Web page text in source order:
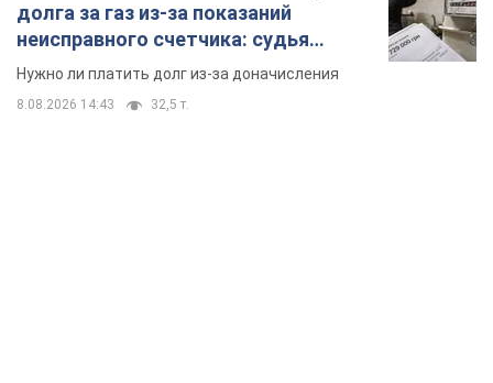
долга за газ из-за показаний
неисправного счетчика: судья
вынес неожиданное решение
Нужно ли платить долг из-за доначисления
8.08.2026 14:43 32,5 т.